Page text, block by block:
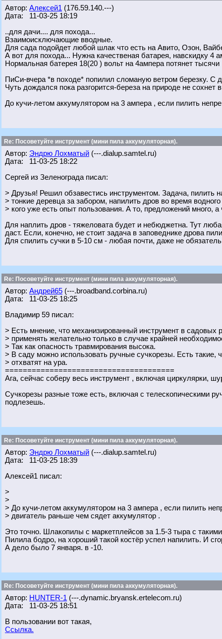
Автор: Алексей1 (176.59.140.---)
Дата: 11-03-25 18:19
..для дачи.... для похода...
Взаимоисключающие вводные.
Для сада подойдет любой шлак что есть на Авито, Озон,
А вот для похода... Нужна качественая батарея, навскидку 4
Нормальная батерея 18(20 ) вольт на 4ампера потянет
ПиСи-вчера *в походе* попилил сломаную ветром березку. С
Чуть дождался пока разгорится-береза на природе не сохнет
До кучи-летом аккумулятором на 3 ампера , если пилить
Re: Посоветуйте инструмент (мини пила аккумуляторная).
Автор: Эндрю Лохматый (---.dialup.samtel.ru)
Дата: 11-03-25 18:22
Сергей из Зеленограда писал:
> Друзья! Решил обзавестись инструментом. Задача, пилить
> тонкие деревца за забором, напилить дров во время
> кого уже есть опыт пользования. А то, предложений много,
Для наплить дров - тяжеловата будет и небюджетна. Тут
даст. Если, конечно, не стоит задача в заповеднике дрова
Для спилить сучки в 5-10 см - любая почти, даже не
Re: Посоветуйте инструмент (мини пила аккумуляторная).
Автор: Андрей65 (---.broadband.corbina.ru)
Дата: 11-03-25 18:25
Владимир 59 писал:
> Есть мнение, что механизированный инструмент в садовых
> применять желательно только в случае крайней
> Так как опасность травмирования высока.
> В саду можно использовать ручные сучкорезы. Есть такие,
> отхватят на ура.
======================================
Ага, сейчас соберу весь инструмент , включая циркулярки,
Сучкорезы разные тоже есть, включая с телескопическими
подлезешь.
Re: Посоветуйте инструмент (мини пила аккумуляторная).
Автор: Эндрю Лохматый (---.dialup.samtel.ru)
Дата: 11-03-25 18:39
Алексей1 писал:
>
>
> До кучи-летом аккумулятором на 3 ампера , если пилить
> двигатель раньше чем сядет аккумулятор .
Это точно. Шлакопилы с маркетплейсов за 1.5-3 тыра с
Пилила бодро, на хороший такой костёр успел напилить. И
А дело было 7 января. в -10.
Re: Посоветуйте инструмент (мини пила аккумуляторная).
Автор: HUNTER-1 (---.dynamic.bryansk.ertelecom.ru)
Дата: 11-03-25 18:51
В пользовании вот такая,
Ссылка.